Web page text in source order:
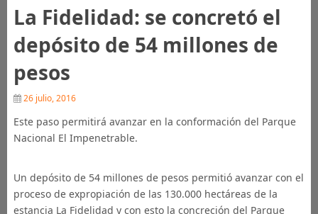
La Fidelidad: se concretó el
depósito de 54 millones de
pesos
26 julio, 2016
Este paso permitirá avanzar en la conformación del Parque
Nacional El Impenetrable.
Un depósito de 54 millones de pesos permitió avanzar con el
proceso de expropiación de las 130.000 hectáreas de la
estancia La Fidelidad y con esto la concreción del Parque